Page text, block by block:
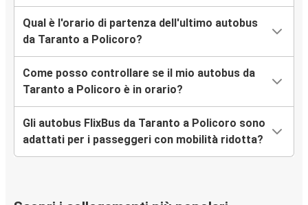
Qual è l'orario di partenza dell'ultimo autobus
da Taranto a Policoro?
Come posso controllare se il mio autobus da
Taranto a Policoro è in orario?
Gli autobus FlixBus da Taranto a Policoro sono
adattati per i passeggeri con mobilità ridotta?